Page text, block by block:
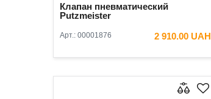
Клапан пневматический
Putzmeister
Арт.: 00001876 2 910.00 UAH
В КОРЗИНУ